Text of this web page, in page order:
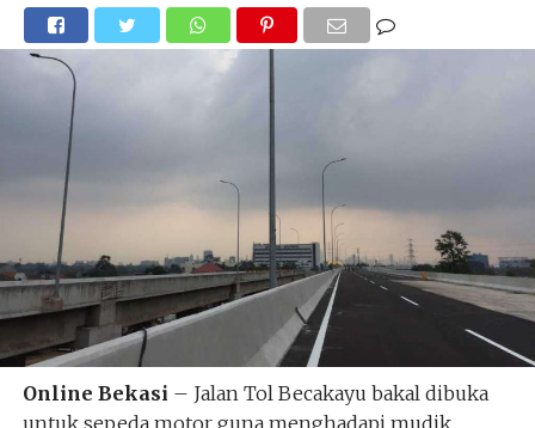
Online Bekasi – Jalan Tol Becakayu bakal dibuka
untuk sepeda motor guna menghadapi mudik